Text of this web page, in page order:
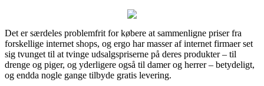
Det er særdeles problemfrit for købere at sammenligne priser fra
forskellige internet shops, og ergo har masser af internet firmaer set
sig tvunget til at tvinge udsalgspriserne på deres produkter – til
drenge og piger, og yderligere også til damer og herrer – betydeligt,
og endda nogle gange tilbyde gratis levering.